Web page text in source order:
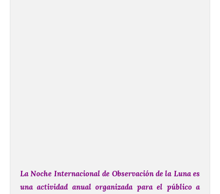
La Noche Internacional de Observación de la Luna es
una actividad anual organizada para el público a